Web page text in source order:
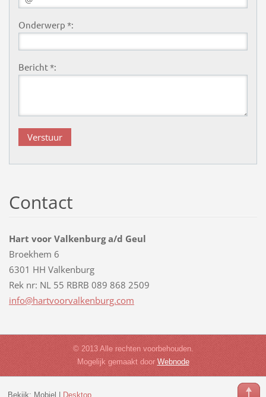
Onderwerp *:
Bericht *:
Contact
Hart voor Valkenburg a/d Geul
Broekhem 6
6301 HH Valkenburg
Rek nr: NL 55 RBRB 089 868 2509
info@hartvoorvalkenburg.com
© 2013 Alle rechten voorbehouden.
Mogelijk gemaakt door Webnode
Bekijk: Mobiel Desktop